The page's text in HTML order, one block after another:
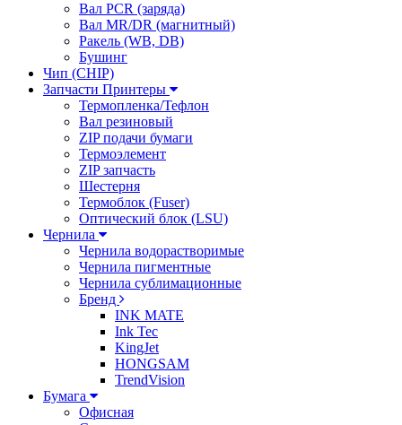
Вал PCR (заряда)
Вал MR/DR (магнитный)
Ракель (WB, DB)
Бушинг
Чип (CHIP)
Запчасти Принтеры
Термопленка/Тефлон
Вал резиновый
ZIP подачи бумаги
Термоэлемент
ZIP запчасть
Шестерня
Термоблок (Fuser)
Оптический блок (LSU)
Чернила
Чернила водорастворимые
Чернила пигментные
Чернила сублимационные
Бренд
INK MATE
Ink Tec
KingJet
HONGSAM
TrendVision
Бумага
Офисная